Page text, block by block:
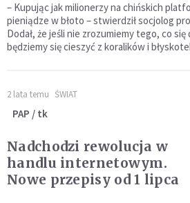
– Kupując jak milionerzy na chińskich
pieniądze w błoto – stwierdził socjolog
Dodał, że jeśli nie zrozumiemy tego, co
będziemy się cieszyć z koralików i
2 lata temu ŚWIAT
PAP / tk
Nadchodzi rewolucja w
handlu internetowym.
Nowe przepisy od 1 lipca